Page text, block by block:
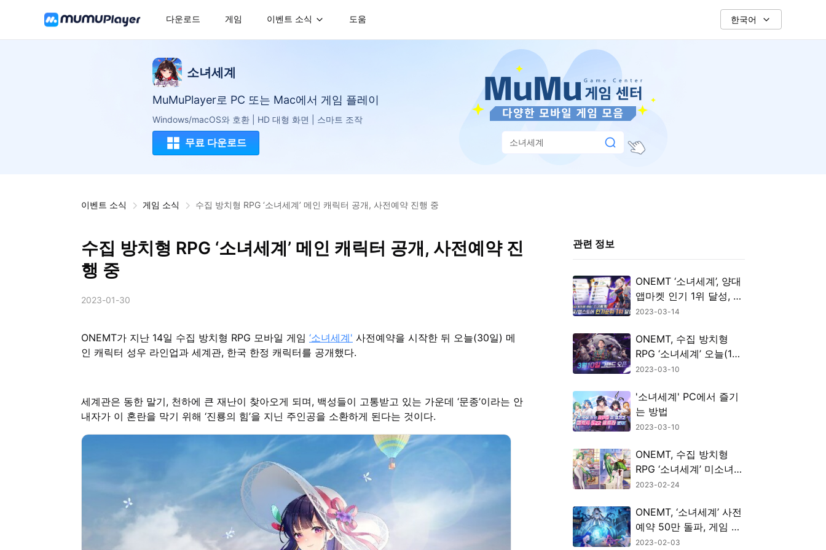
다운로드 게임 이벤트 소식 도움 한국어
소녀세계
MuMuPlayer로 PC 또는 Mac에서 게임 플레이
Windows/macOS와 호환 | HD 대형 화면 | 스마트 조작
무료 다운로드 소녀세계
이벤트 소식 게임 소식 수집 방치형 RPG ‘소녀세계’ 메인 캐릭터 공개, 사전예약 진행 중
수집 방치형 RPG ‘소녀세계’ 메인 캐릭터 공개, 사전예약 진
행 중
2023-01-30
ONEMT가 지난 14일 수집 방치형 RPG 모바일 게임 ‘소녀세계' 사전예약을 시작한 뒤 오늘(30일) 메
인 캐릭터 성우 라인업과 세계관, 한국 한정 캐릭터를 공개했다.
세계관은 동한 말기, 천하에 큰 재난이 찾아오게 되며, 백성들이 고통받고 있는 가운데 ‘문종’이라는 안
내자가 이 혼란을 막기 위해 ‘진룡의 힘’을 지닌 주인공을 소환하게 된다는 것이다.
관련 정보
ONEMT ‘소녀세계’, 양대
앱마켓 인기 1위 달성, 화
이트데이 이벤트 시작
2023-03-14
ONEMT, 수집 방치형
RPG ‘소녀세계’ 오늘(10
일) 정식 출시 및 쿠폰
2023-03-10
'소녀세계' PC에서 즐기
는 방법
2023-03-10
ONEMT, 수집 방치형
RPG ‘소녀세계’ 미소녀
캐릭터 소개
2023-02-24
ONEMT, ‘소녀세계’ 사전
예약 50만 돌파, 게임 플
레이 소개
2023-02-03